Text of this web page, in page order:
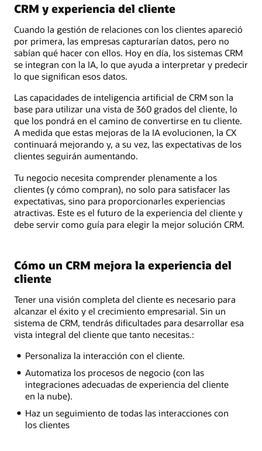
CRM y experiencia del cliente
Cuando la gestión de relaciones con los clientes apareció
por primera, las empresas capturarían datos, pero no
sabían qué hacer con ellos. Hoy en día, los sistemas CRM
se integran con la IA, lo que ayuda a interpretar y predecir
lo que significan esos datos.
Las capacidades de inteligencia artificial de CRM son la
base para utilizar una vista de 360 grados del cliente, lo
que los pondrá en el camino de convertirse en tu cliente.
A medida que estas mejoras de la IA evolucionen, la CX
continuará mejorando y, a su vez, las expectativas de los
clientes seguirán aumentando.
Tu negocio necesita comprender plenamente a los
clientes (y cómo compran), no solo para satisfacer las
expectativas, sino para proporcionarles experiencias
atractivas. Este es el futuro de la experiencia del cliente y
debe servir como guía para elegir la mejor solución CRM.
Cómo un CRM mejora la experiencia del
cliente
Tener una visión completa del cliente es necesario para
alcanzar el éxito y el crecimiento empresarial. Sin un
sistema de CRM, tendrás dificultades para desarrollar esa
vista integral del cliente que tanto necesitas.:
Personaliza la interacción con el cliente.
Automatiza los procesos de negocio (con las
integraciones adecuadas de experiencia del cliente
en la nube).
Haz un seguimiento de todas las interacciones con
los clientes